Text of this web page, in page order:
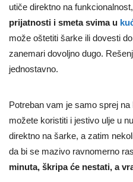
utiče direktno na
prijatnosti i smeta svima u
može oštetiti šarke ili dovesti
zanemari dovoljno dugo.
jednostavno.
Potreban vam je samo sprej
možete koristiti i jestivo ulje u
direktno na šarke, a zatim
da bi se mazivo ravnomerno
minuta, škripa će nestati, a